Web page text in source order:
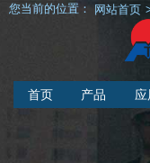
首页 产品 应
您当前的位置： 网站首页